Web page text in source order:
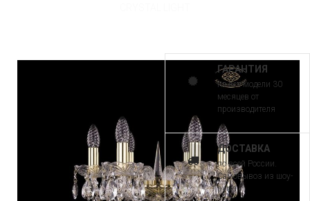
ГАРАНТИЯ
на все модели 30
месяцев от
производителя
ДОСТАВКА
по всей России.
Самовывоз из шоу-
рума